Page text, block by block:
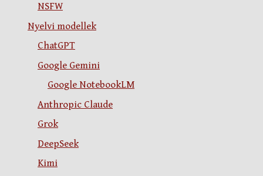
NSFW
Nyelvi modellek
ChatGPT
Google Gemini
Google NotebookLM
Anthropic Claude
Grok
DeepSeek
Kimi